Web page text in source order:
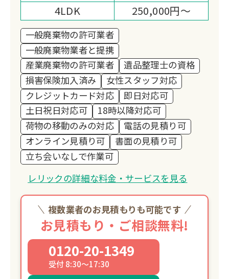
4LDK
250,000円～
一般廃棄物の許可業者
一般廃棄物業者と提携
産業廃棄物の許可業者
遺品整理士の資格
損害保険加入済み
女性スタッフ対応
クレジットカード対応
即日対応可
土日祝日対応可
18時以降対応可
荷物の移動のみの対応
電話の見積り可
オンライン見積り可
書面の見積り可
立ち会いなしで作業可
レリックの詳細な料金・サービスを見る
複数業者のお見積もりも可能です
お見積もり・ご相談無料!
0120-20-1349
受付 8:30～17:30